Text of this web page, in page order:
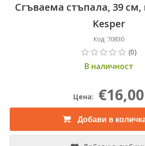
Сгъваема стъпала, 39 см,
Kesper
Код: 70830
В наличност
Цена: €16,00
Добави в